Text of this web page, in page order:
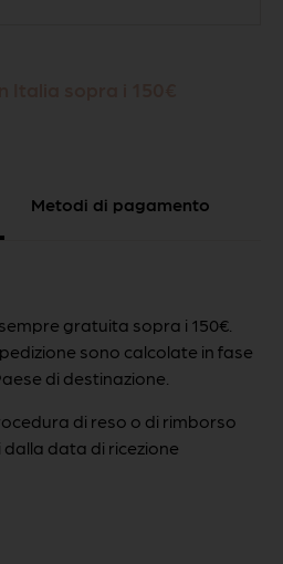
Metodi di pagamento
gratuita sopra i 150€.
sono calcolate in fase
di destinazione.
di reso o di rimborso
data di ricezione